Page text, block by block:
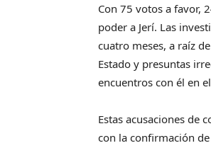
Con 75 votos a favor,
poder a Jerí. Las
cuatro meses, a raíz
Estado y presuntas
encuentros con él en
Estas acusaciones de
con la confirmación